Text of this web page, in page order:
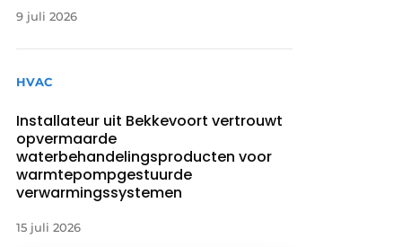
9 juli 2026
HVAC
Installateur uit Bekkevoort vertrouwt
opvermaarde
waterbehandelingsproducten voor
warmtepompgestuurde
verwarmingssystemen
15 juli 2026